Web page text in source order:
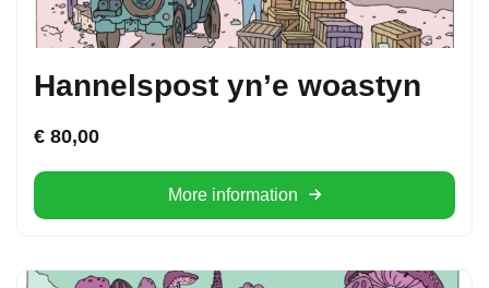
Hannelspost yn’e woastyn
€ 80,00
More information